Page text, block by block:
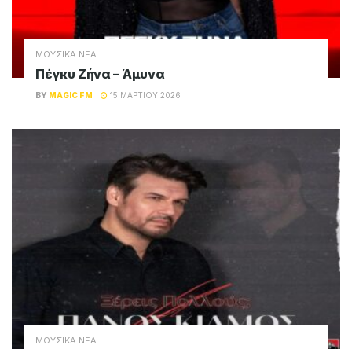
ΜΟΥΣΙΚΑ ΝΕΑ
Πέγκυ Ζήνα – Άμυνα
BY MAGIC FM 15 ΜΑΡΤΊΟΥ 2026
ΜΟΥΣΙΚΑ ΝΕΑ